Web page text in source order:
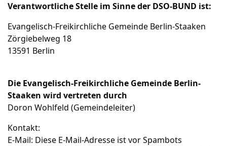
Verantwortliche Stelle im Sinne der DSO-BUND ist:
Evangelisch-Freikirchliche Gemeinde Berlin-Staaken
Zörgiebelweg 18
13591 Berlin
Die Evangelisch-Freikirchliche Gemeinde Berlin-
Staaken wird vertreten durch
Doron Wohlfeld (Gemeindeleiter)
Kontakt:
E-Mail: Diese E-Mail-Adresse ist vor Spambots